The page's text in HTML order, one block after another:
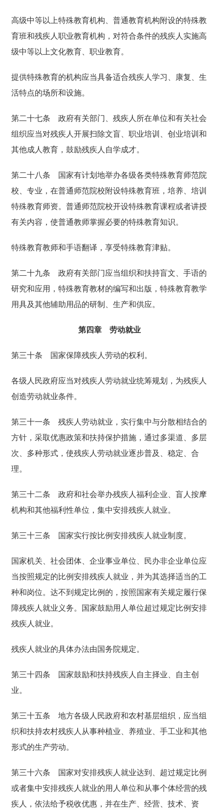
高级中等以上特殊教育机构、普通教育机构附设的特殊教
育班和残疾人职业教育机构，对符合条件的残疾人实施高
级中等以上文化教育、职业教育。
提供特殊教育的机构应当具备适合残疾人学习、康复、生
活特点的场所和设施。
第二十七条 政府有关部门、残疾人所在单位和有关社会
组织应当对残疾人开展扫除文盲、职业培训、创业培训和
其他成人教育，鼓励残疾人自学成才。
第二十八条 国家有计划地举办各级各类特殊教育师范院
校、专业，在普通师范院校附设特殊教育班，培养、培训
特殊教育师资。普通师范院校开设特殊教育课程或者讲授
有关内容，使普通教师掌握必要的特殊教育知识。
特殊教育教师和手语翻译，享受特殊教育津贴。
第二十九条 政府有关部门应当组织和扶持盲文、手语的
研究和应用，特殊教育教材的编写和出版，特殊教育教学
用具及其他辅助用品的研制、生产和供应。
第四章 劳动就业
第三十条 国家保障残疾人劳动的权利。
各级人民政府应当对残疾人劳动就业统筹规划，为残疾人
创造劳动就业条件。
第三十一条 残疾人劳动就业，实行集中与分散相结合的
方针，采取优惠政策和扶持保护措施，通过多渠道、多层
次、多种形式，使残疾人劳动就业逐步普及、稳定、合
理。
第三十二条 政府和社会举办残疾人福利企业、盲人按摩
机构和其他福利性单位，集中安排残疾人就业。
第三十三条 国家实行按比例安排残疾人就业制度。
国家机关、社会团体、企业事业单位、民办非企业单位应
当按照规定的比例安排残疾人就业，并为其选择适当的工
种和岗位。达不到规定比例的，按照国家有关规定履行保
障残疾人就业义务。国家鼓励用人单位超过规定比例安排
残疾人就业。
残疾人就业的具体办法由国务院规定。
第三十四条 国家鼓励和扶持残疾人自主择业、自主创
业。
第三十五条 地方各级人民政府和农村基层组织，应当组
织和扶持农村残疾人从事种植业、养殖业、手工业和其他
形式的生产劳动。
第三十六条
国家对安排残疾人就业达到、超过规定比例
或者集中安排残疾人就业的用人单位和从事个体经营的残
疾人，依法给予税收优惠，并在生产、经营、技术、资